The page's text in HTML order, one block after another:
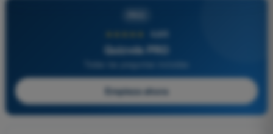
4,6/5
Quizvds PRO
Empieza ahora